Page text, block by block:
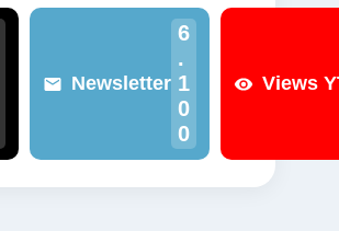
Newsletter
6
.
1
0
0
Views